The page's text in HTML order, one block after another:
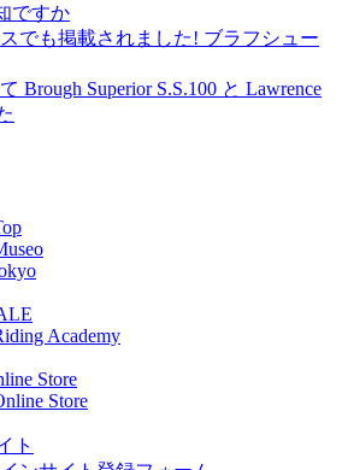
ですか
でも掲載されました! ブラフシュー
Brough Superior S.S.100 と Lawrence
Academy
Store
Store
ト